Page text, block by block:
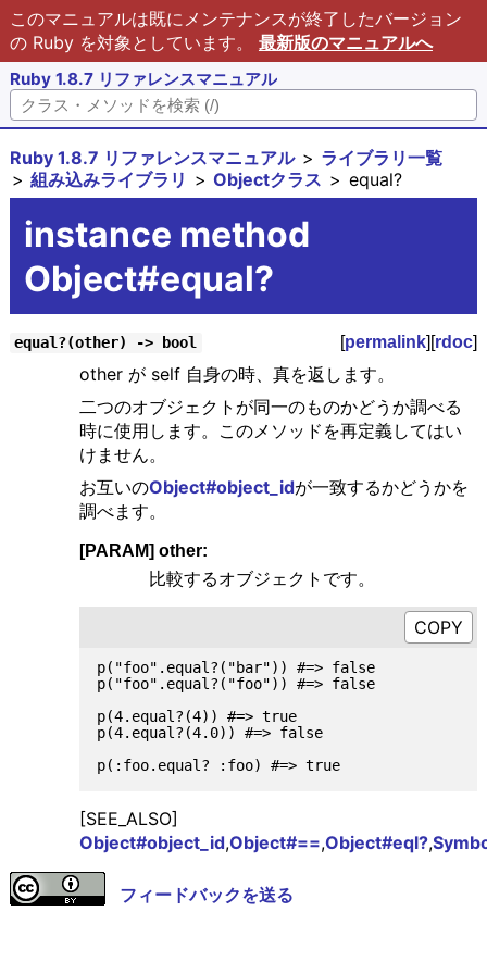
このマニュアルは既にメンテナンスが終了したバージョン
の Ruby を対象としています。 最新版のマニュアルへ
Ruby 1.8.7 リファレンスマニュアル
Ruby 1.8.7 リファレンスマニュアル
ライブラリ一覧
組み込みライブラリ
Objectクラス equal?
instance method
Object#equal?
equal?(other) -> bool [permalink][rdoc]
other が self 自身の時、真を返します。
二つのオブジェクトが同一のものかどうか調べる
時に使用します。このメソッドを再定義してはい
けません。
お互いのObject#object_idが一致するかどうかを
調べます。
[PARAM] other:
比較するオブジェクトです。
p("foo".equal?("bar")) #=> false
p("foo".equal?("foo")) #=> false
p(4.equal?(4)) #=> true
p(4.equal?(4.0)) #=> false
p(:foo.equal? :foo) #=> true
[SEE_ALSO]
Object#object_id,Object#==,Object#eql?,
フィードバックを送る